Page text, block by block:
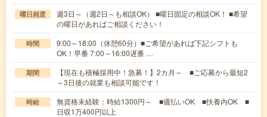
曜日頻度
週3日～（週2日～も相談OK） ■曜日固定の相談OK！ ■希望
の曜日があればご相談ください！
時間
9:00～18:00（休憩60分）■ご希望があれば下記シフトも
OK！早番 7:00～16:00遅番 …
期間
【現在も積極採用中！急募！】2カ月～ ■ご応募から最短2
～3日後の就業も相談可能です！
時給
無資格未経験：時給1300円～ ■週払いOK ■扶養内OK ■
日収1万400円以上